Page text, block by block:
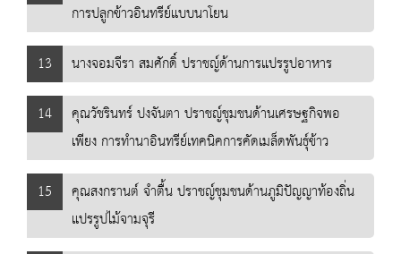
การปลูกข้าวอินทรีย์แบบนาโยน
13
นางจอมจีรา สมศักดิ์ ปราชญ์ด้านการแปรรูปอาหาร
14
คุณวัชรินทร์ ปงจันตา ปราชญ์ชุมชนด้านเศรษฐกิจพอ
เพียง การทำนาอินทรีย์เทคนิคการคัดเมล็ดพันธุ์ข้าว
15
คุณสงกรานต์ จำตื้น ปราชญ์ชุมชนด้านภูมิปัญญาท้องถิ่น
แปรรูปไม้จามจุรี